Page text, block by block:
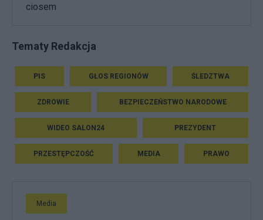
ciosem
Tematy Redakcja
PIS GŁOS REGIONÓW ŚLEDZTWA
ZDROWIE BEZPIECZEŃSTWO NARODOWE
WIDEO SALON24 PREZYDENT
PRZESTĘPCZOŚĆ MEDIA PRAWO
Media